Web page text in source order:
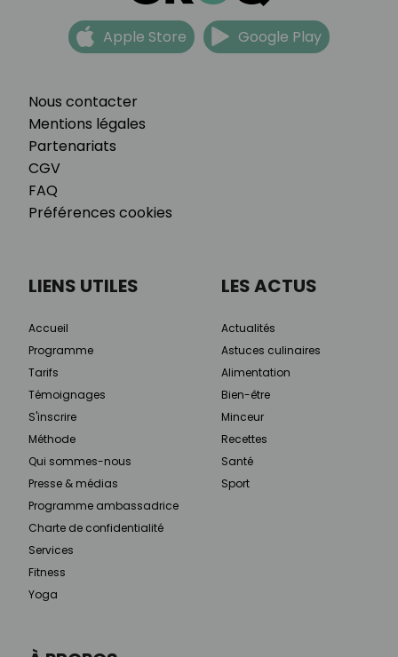
Nous contacter
Mentions légales
Partenariats
CGV
FAQ
Préférences cookies
Apple Store Google Play
LIENS UTILES
Accueil
Programme
Tarifs
Témoignages
S'inscrire
Méthode
Qui sommes-nous
Presse & médias
Programme ambassadrice
Charte de confidentialité
Services
Fitness
Yoga
LES ACTUS
Actualités
Astuces culinaires
Alimentation
Bien-être
Minceur
Recettes
Santé
Sport